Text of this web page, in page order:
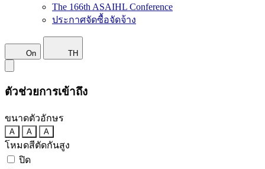
The 166th ASAIHL Conference
ประกาศจัดซื้อจัดจ้าง
On TH
ตัวช่วยการเข้าถึง
ขนาดตัวอักษร
A A A
โหมดสีตัดกันสูง
ปิด